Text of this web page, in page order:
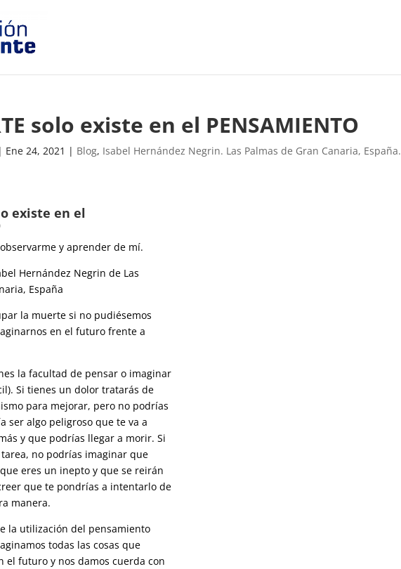
solo existe en el PENSAMIENTO
| Ene 24, 2021 | Blog, Isabel Hernández Negrin. Las Palmas de Gran Canaria, España.
existe en el
y aprender de mí.
Hernández Negrin de Las
España
la muerte si no pudiésemos
en el futuro frente a
la facultad de pensar o imaginar
Si tienes un dolor tratarás de
para mejorar, pero no podrías
ser algo peligroso que te va a
y que podrías llegar a morir. Si
no podrías imaginar que
eres un inepto y que se reirán
que te pondrías a intentarlo de
manera.
la utilización del pensamiento
todas las cosas que
el futuro y nos damos cuerda con